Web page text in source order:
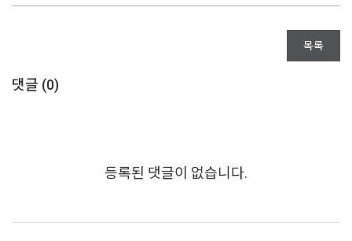
목록
댓글 (0)
등록된 댓글이 없습니다.